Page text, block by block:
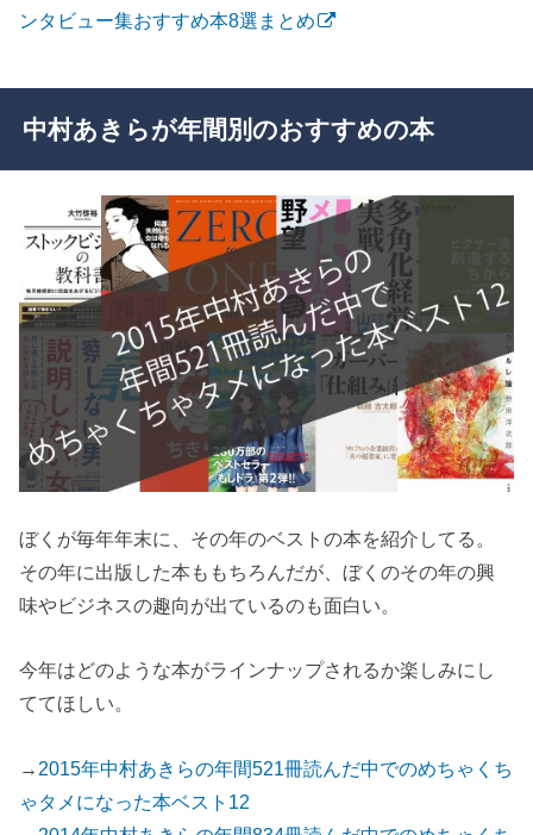
ンタビュー集おすすめ本8選まとめ
中村あきらが年間別のおすすめの本
ぼくが毎年年末に、その年のベストの本を紹介してる。
その年に出版した本ももちろんだが、ぼくのその年の興
味やビジネスの趣向が出ているのも面白い。
今年はどのような本がラインナップされるか楽しみにし
ててほしい。
→ 2015年中村あきらの年間521冊読んだ中でのめちゃくち
ゃタメになった本ベスト12